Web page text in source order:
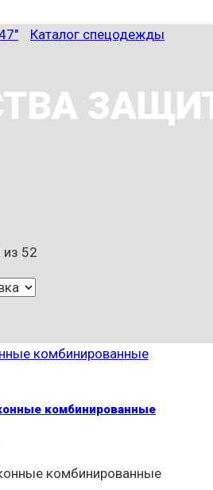
Каталог спецодежды
52
комбинированные
комбинированные